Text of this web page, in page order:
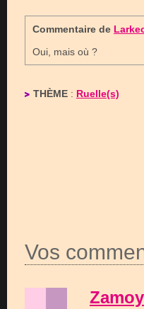
Commentaire de
Oui, mais où ?
THÈME : Ruelle(s)
Vos
Zamoy